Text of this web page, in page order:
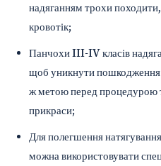
надяганням трохи
кровотік;
Панчохи III-IV класів
щоб уникнути пошкодження
ж метою перед процедурою
прикраси;
Для полегшення
можна використовувати